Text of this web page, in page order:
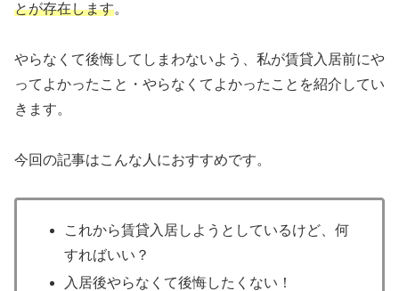
とが存在します。
やらなくて後悔してしまわないよう、私が賃貸入居前にや
ってよかったこと・やらなくてよかったことを紹介してい
きます。
今回の記事はこんな人におすすめです。
これから賃貸入居しようとしているけど、何
すればいい？
入居後やらなくて後悔したくない！